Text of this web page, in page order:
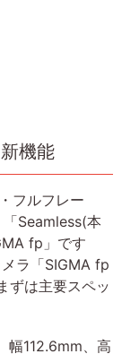
機能
フルフレー
Seamless(本
fp」です
ラ「SIGMA fp
ずは主要スペッ
幅112.6mm、高